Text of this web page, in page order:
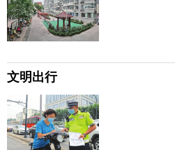
文明出行